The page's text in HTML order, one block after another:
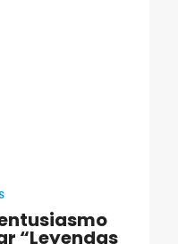
“Leyendas